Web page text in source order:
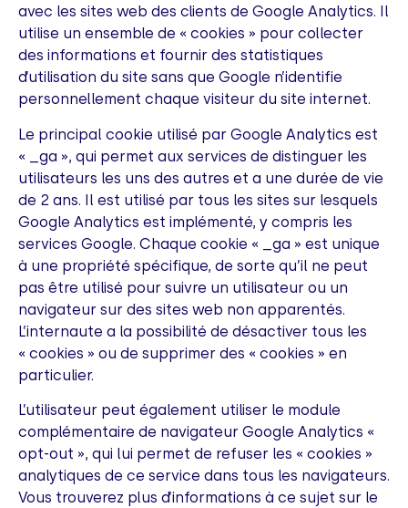
avec les sites web des clients de Google Analytics. Il
utilise un ensemble de « cookies » pour collecter
des informations et fournir des statistiques
d’utilisation du site sans que Google n’identifie
personnellement chaque visiteur du site internet.
Le principal cookie utilisé par Google Analytics est
« _ga », qui permet aux services de distinguer les
utilisateurs les uns des autres et a une durée de vie
de 2 ans. Il est utilisé par tous les sites sur lesquels
Google Analytics est implémenté, y compris les
services Google. Chaque cookie « _ga » est unique
à une propriété spécifique, de sorte qu’il ne peut
pas être utilisé pour suivre un utilisateur ou un
navigateur sur des sites web non apparentés.
L’internaute a la possibilité de désactiver tous les
« cookies » ou de supprimer des « cookies » en
particulier.
L’utilisateur peut également utiliser le module
complémentaire de navigateur Google Analytics «
opt-out », qui lui permet de refuser les « cookies »
analytiques de ce service dans tous les navigateurs.
Vous trouverez plus d’informations à ce sujet sur le